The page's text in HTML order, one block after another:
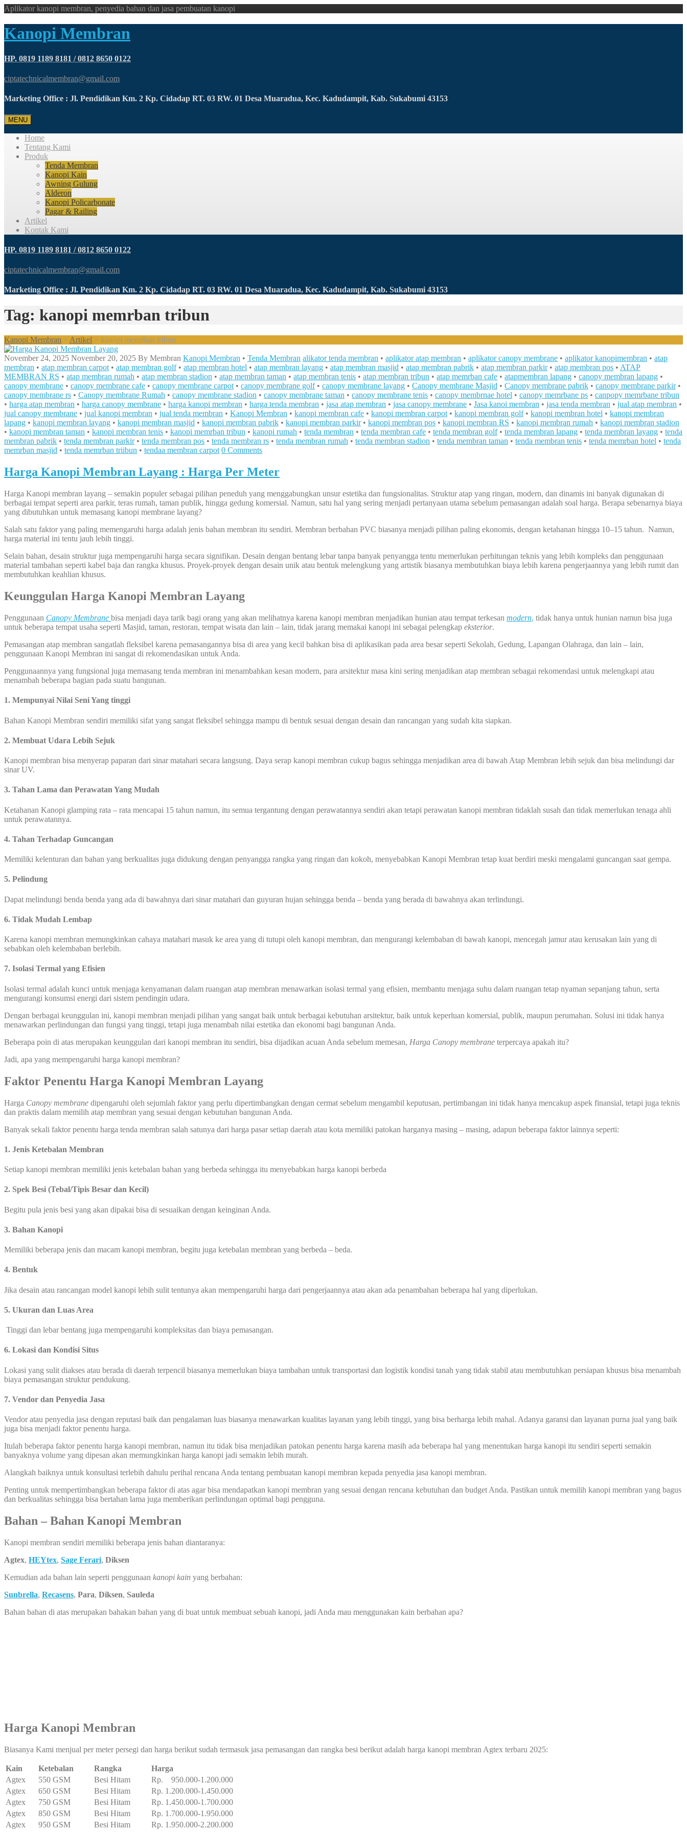
Aplikator kanopi membran, penyedia bahan dan jasa pembuatan kanopi
Kanopi Membran
HP. 0819 1189 8181 / 0812 8650 0122
ciptatechnicalmembran@gmail.com
Marketing Office : Jl. Pendidikan Km. 2 Kp. Cidadap RT. 03 RW. 01 Desa Muaradua, Kec. Kadudampit, Kab. Sukabumi 43153
MENU
Home
Tentang Kami
Produk
Tenda Membran
Kanopi Kain
Awning Gulung
Alderon
Kanopi Policarbonate
Pagar & Railing
Artikel
Kontak Kami
HP. 0819 1189 8181 / 0812 8650 0122
ciptatechnicalmembran@gmail.com
Marketing Office : Jl. Pendidikan Km. 2 Kp. Cidadap RT. 03 RW. 01 Desa Muaradua, Kec. Kadudampit, Kab. Sukabumi 43153
Tag: kanopi memrban tribun
Kanopi Membran > Artikel > kanopi memrban tribun
November 24, 2025 November 20, 2025 By Membran Kanopi Membran • Tenda Membran alikator tenda membran • aplikator atap membran • aplikator canopy membrane • aplikator kanopimembran • atap
membran • atap membran carpot • atap membran golf• atap membran hotel • atap membran layang • atap membran masjid • atap membran pabrik • atap membran parkir• atap membran pos • ATAP
MEMBRAN RS • atap membran rumah • atap membran stadion • atap membran taman • atap membran tenis • atap membran tribun • atap memrban cafe • atapmembran lapang • canopy membran lapang •
canopy membrane • canopy membrane cafe • canopy membrane carpot • canopy membrane golf• canopy membrane layang • Canopy membrane Masjid • Canopy membrane pabrik • canopy membrane parkir•
canopy membrane rs • Canopy membrane Rumah • canopy membrane stadion • canopy membrane taman • canopy membrane tenis • canopy membrnae hotel • canopy memrbane ps • canpopy memrbane tribun
• harga atap membran • harga canopy membrane • harga kanopi membran • harga tenda membran • jasa atap membran • jasa canopy membrane • Jasa kanoi membran • jasa tenda membran • jual atap membran •
jual canopy membrane • jual kanopi membran • jual tenda membran • Kanopi Membran • kanopi membran cafe • kanopi membran carpot • kanopi membran golf• kanopi membran hotel • kanopi membran
lapang • kanopi membran layang • kanopi membran masjid • kanopi membran pabrik • kanopi membran parkir• kanopi membran pos • kanopi membran RS • kanopi membran rumah • kanopi membran stadion
• kanopi membran taman • kanopi membran tenis • kanopi memrban tribun • kanopi rumah • tenda membran • tenda membran cafe • tenda membran golf• tenda membran lapang • tenda membran layang • tenda
membran pabrik • tenda membran parkir• tenda membran pos • tenda membran rs • tenda membran rumah • tenda membran stadion • tenda membran taman • tenda membran tenis • tenda memrban hotel • tenda
memrban masjid • tenda memrban triibun • tendaa membran carpot 0 Comments
Harga Kanopi Membran Layang : Harga Per Meter
Harga Kanopi membran layang – semakin populer sebagai pilihan peneduh yang menggabungkan unsur estetika dan fungsionalitas. Struktur atap yang ringan, modern, dan dinamis ini banyak digunakan di
berbagai tempat seperti area parkir, teras rumah, taman publik, hingga gedung komersial. Namun, satu hal yang sering menjadi pertanyaan utama sebelum pemasangan adalah soal harga. Berapa sebenarnya biaya
yang dibutuhkan untuk memasang kanopi membrane layang?
Salah satu faktor yang paling memengaruhi harga adalah jenis bahan membran itu sendiri. Membran berbahan PVC biasanya menjadi pilihan paling ekonomis, dengan ketahanan hingga 10–15 tahun. Namun,
harga material ini tentu jauh lebih tinggi.
Selain bahan, desain struktur juga mempengaruhi harga secara signifikan. Desain dengan bentang lebar tanpa banyak penyangga tentu memerlukan perhitungan teknis yang lebih kompleks dan penggunaan
material tambahan seperti kabel baja dan rangka khusus. Proyek-proyek dengan desain unik atau bentuk melengkung yang artistik biasanya membutuhkan biaya lebih karena pengerjaannya yang lebih rumit dan
membutuhkan keahlian khusus.
Keunggulan Harga Kanopi Membran Layang
Penggunaan Canopy Membrane bisa menjadi daya tarik bagi orang yang akan melihatnya karena kanopi membran menjadikan hunian atau tempat terkesan modern, tidak hanya untuk hunian namun bisa juga
untuk beberapa tempat usaha seperti Masjid, taman, restoran, tempat wisata dan lain – lain, tidak jarang memakai kanopi ini sebagai pelengkap eksterior.
Pemasangan atap membran sangatlah fleksibel karena pemasangannya bisa di area yang kecil bahkan bisa di aplikasikan pada area besar seperti Sekolah, Gedung, Lapangan Olahraga, dan lain – lain,
penggunaan Kanopi Membran ini sangat di rekomendasikan untuk Anda.
Penggunaannya yang fungsional juga memasang tenda membran ini menambahkan kesan modern, para arsitektur masa kini sering menjadikan atap membran sebagai rekomendasi untuk melengkapi atau
menambah beberapa bagian pada suatu bangunan.
1. Mempunyai Nilai Seni Yang tinggi
Bahan Kanopi Membran sendiri memiliki sifat yang sangat fleksibel sehingga mampu di bentuk sesuai dengan desain dan rancangan yang sudah kita siapkan.
2. Membuat Udara Lebih Sejuk
Kanopi membran bisa menyerap paparan dari sinar matahari secara langsung. Daya serap kanopi membran cukup bagus sehingga menjadikan area di bawah Atap Membran lebih sejuk dan bisa melindungi dar
sinar UV.
3. Tahan Lama dan Perawatan Yang Mudah
Ketahanan Kanopi glamping rata – rata mencapai 15 tahun namun, itu semua tergantung dengan perawatannya sendiri akan tetapi perawatan kanopi membran tidaklah susah dan tidak memerlukan tenaga ahli
untuk perawatannya.
4. Tahan Terhadap Guncangan
Memiliki kelenturan dan bahan yang berkualitas juga didukung dengan penyangga rangka yang ringan dan kokoh, menyebabkan Kanopi Membran tetap kuat berdiri meski mengalami guncangan saat gempa.
5. Pelindung
Dapat melindungi benda benda yang ada di bawahnya dari sinar matahari dan guyuran hujan sehingga benda – benda yang berada di bawahnya akan terlindungi.
6. Tidak Mudah Lembap
Karena kanopi membran memungkinkan cahaya matahari masuk ke area yang di tutupi oleh kanopi membran, dan mengurangi kelembaban di bawah kanopi, mencegah jamur atau kerusakan lain yang di
sebabkan oleh kelembaban berlebih.
7. Isolasi Termal yang Efisien
Isolasi termal adalah kunci untuk menjaga kenyamanan dalam ruangan atap membran menawarkan isolasi termal yang efisien, membantu menjaga suhu dalam ruangan tetap nyaman sepanjang tahun, serta
mengurangi konsumsi energi dari sistem pendingin udara.
Dengan berbagai keunggulan ini, kanopi membran menjadi pilihan yang sangat baik untuk berbagai kebutuhan arsitektur, baik untuk keperluan komersial, publik, maupun perumahan. Solusi ini tidak hanya
menawarkan perlindungan dan fungsi yang tinggi, tetapi juga menambah nilai estetika dan ekonomi bagi bangunan Anda.
Beberapa poin di atas merupakan keunggulan dari kanopi membran itu sendiri, bisa dijadikan acuan Anda sebelum memesan, Harga Canopy membrane terpercaya apakah itu?
Jadi, apa yang mempengaruhi harga kanopi membran?
Faktor Penentu Harga Kanopi Membran Layang
Harga Canopy membrane dipengaruhi oleh sejumlah faktor yang perlu dipertimbangkan dengan cermat sebelum mengambil keputusan, pertimbangan ini tidak hanya mencakup aspek finansial, tetapi juga teknis
dan praktis dalam memilih atap membran yang sesuai dengan kebutuhan bangunan Anda.
Banyak sekali faktor penentu harga tenda membran salah satunya dari harga pasar setiap daerah atau kota memiliki patokan harganya masing – masing, adapun beberapa faktor lainnya seperti:
1. Jenis Ketebalan Membran
Setiap kanopi membran memiliki jenis ketebalan bahan yang berbeda sehingga itu menyebabkan harga kanopi berbeda
2. Spek Besi (Tebal/Tipis Besar dan Kecil)
Begitu pula jenis besi yang akan dipakai bisa di sesuaikan dengan keinginan Anda.
3. Bahan Kanopi
Memiliki beberapa jenis dan macam kanopi membran, begitu juga ketebalan membran yang berbeda – beda.
4. Bentuk
Jika desain atau rancangan model kanopi lebih sulit tentunya akan mempengaruhi harga dari pengerjaannya atau akan ada penambahan beberapa hal yang diperlukan.
5. Ukuran dan Luas Area
Tinggi dan lebar bentang juga mempengaruhi kompleksitas dan biaya pemasangan.
6. Lokasi dan Kondisi Situs
Lokasi yang sulit diakses atau berada di daerah terpencil biasanya memerlukan biaya tambahan untuk transportasi dan logistik kondisi tanah yang tidak stabil atau membutuhkan persiapan khusus bisa menambah
biaya pemasangan struktur pendukung.
7. Vendor dan Penyedia Jasa
Vendor atau penyedia jasa dengan reputasi baik dan pengalaman luas biasanya menawarkan kualitas layanan yang lebih tinggi, yang bisa berharga lebih mahal. Adanya garansi dan layanan purna jual yang baik
juga bisa menjadi faktor penentu harga.
Itulah beberapa faktor penentu harga kanopi membran, namun itu tidak bisa menjadikan patokan penentu harga karena masih ada beberapa hal yang menentukan harga kanopi itu sendiri seperti semakin
banyaknya volume yang dipesan akan memungkinkan harga kanopi jadi semakin lebih murah.
Alangkah baiknya untuk konsultasi terlebih dahulu perihal rencana Anda tentang pembuatan kanopi membran kepada penyedia jasa kanopi membran.
Penting untuk mempertimbangkan beberapa faktor di atas agar bisa mendapatkan kanopi membran yang sesuai dengan rencana kebutuhan dan budget Anda. Pastikan untuk memilih kanopi membran yang bagus
dan berkualitas sehingga bisa bertahan lama juga memberikan perlindungan optimal bagi pengguna.
Bahan – Bahan Kanopi Membran
Kanopi membran sendiri memiliki beberapa jenis bahan diantaranya:
Agtex, HEYtex, Sage Ferari, Diksen
Kemudian ada bahan lain seperti penggunaan kanopi kain yang berbahan:
Sunbrella, Recasens, Para, Diksen, Sauleda
Bahan bahan di atas merupakan bahakan bahan yang di buat untuk membuat sebuah kanopi, jadi Anda mau menggunakan kain berbahan apa?
Harga Kanopi Membran
Biasanya Kami menjual per meter persegi dan harga berikut sudah termasuk jasa pemasangan dan rangka besi berikut adalah harga kanopi membran Agtex terbaru 2025:
Kain Ketebalan Rangka
Harga
Agtex
550 GSM Besi Hitam
Rp. 950.000-1.200.000
Agtex
650 GSM Besi Hitam
Rp. 1.200.000-1.450.000
Agtex
750 GSM Besi Hitam
Rp. 1.450.000-1.700.000
Agtex
850 GSM Besi Hitam
Rp. 1.700.000-1.950.000
Agtex
950 GSM Besi Hitam Rp. 1.950.000-2.200.000